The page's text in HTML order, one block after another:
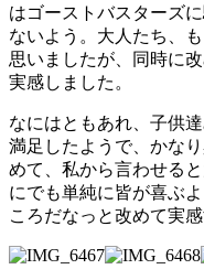
はゴーストバスターズ
ないよう。大人たち、
思いましたが、同時に
実感しました。
なにはともあれ、子供
満足したようで、かな
めて、私から言わせる
にでも単純に皆が喜ぶ
ころだなっと改めて実感